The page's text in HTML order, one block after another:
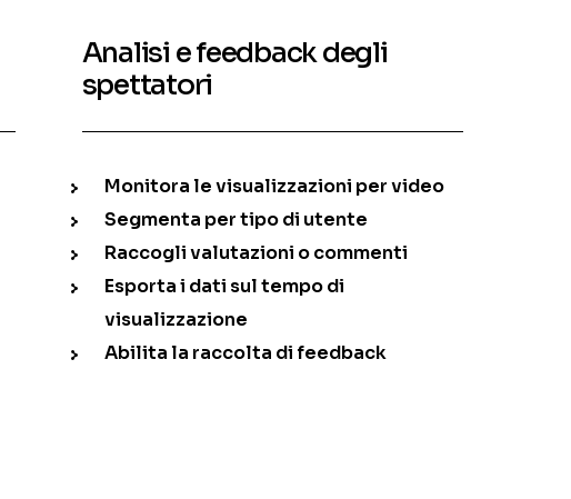
Analisi e feedback degli
spettatori
Monitora le visualizzazioni per video
Segmenta per tipo di utente
Raccogli valutazioni o commenti
Esporta i dati sul tempo di
visualizzazione
Abilita la raccolta di feedback